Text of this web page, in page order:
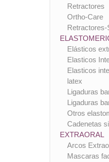
Retractores
Ortho-Care
Retractores-
Elásticos
Elasticos
Elasticos
latex
Ligaduras
Ligaduras
Otros
Cadenetas
EXTRAORAL
Arcos
Mascaras